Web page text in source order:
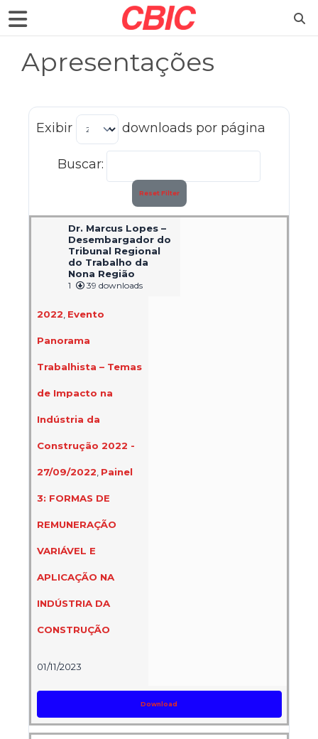
Apresentações
Exibir downloads por página
Buscar:
Reset Filter
Dr. Marcus Lopes –
Desembargador do
Tribunal Regional
do Trabalho da
Nona Região
1 39 downloads
2022 Evento
Panorama
Trabalhista – Temas
de Impacto na
Indústria da
Construção 2022 -
27/09/2022 Painel
3: FORMAS DE
REMUNERAÇÃO
VARIÁVEL E
APLICAÇÃO NA
INDÚSTRIA DA
CONSTRUÇÃO
01/11/2023
Download